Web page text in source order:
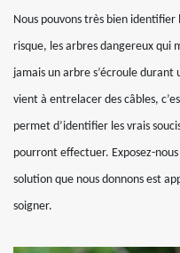
Nous pouvons très bien
risque, les arbres dangereux qui
jamais un arbre s’écroule
vient à entrelacer des câbles,
permet d’identifier les vrais
pourront effectuer. Exposez-
solution que nous donnons est
soigner.